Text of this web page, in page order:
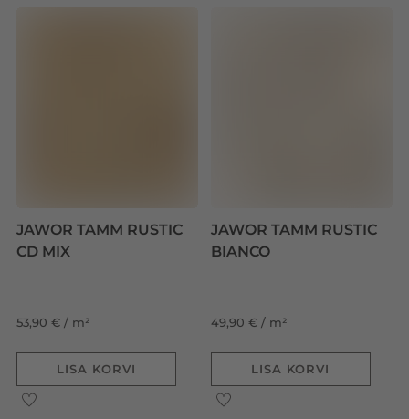
JAWOR TAMM RUSTIC
CD MIX
53,90 € / m²
LISA KORVI
JAWOR TAMM RUSTIC
BIANCO
49,90 € / m²
LISA KORVI